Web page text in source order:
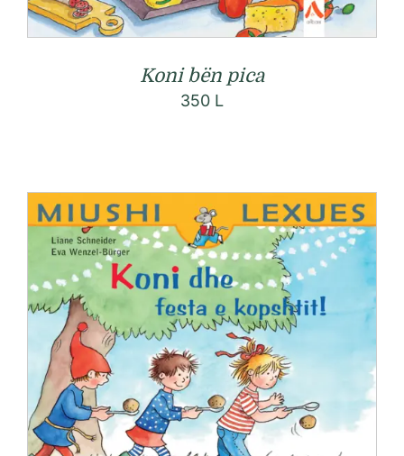
Koni bën pica
350 L